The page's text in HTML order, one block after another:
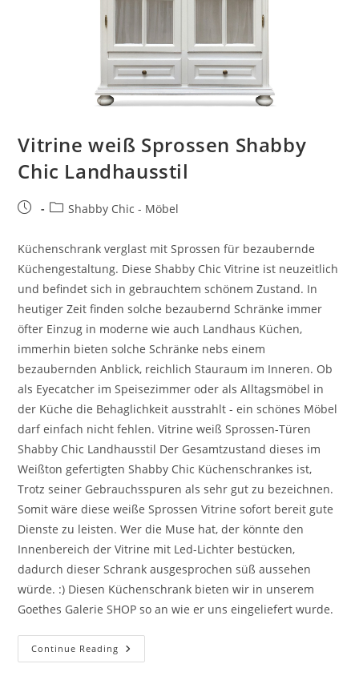
Vitrine weiß Sprossen Shabby
Chic Landhausstil
Shabby Chic - Möbel
Küchenschrank verglast mit Sprossen für bezaubernde
Küchengestaltung. Diese Shabby Chic Vitrine ist neuzeitlich
und befindet sich in gebrauchtem schönem Zustand. In
heutiger Zeit finden solche bezaubernd Schränke immer
öfter Einzug in moderne wie auch Landhaus Küchen,
immerhin bieten solche Schränke nebs einem
bezaubernden Anblick, reichlich Stauraum im Inneren. Ob
als Eyecatcher im Speisezimmer oder als Alltagsmöbel in
der Küche die Behaglichkeit ausstrahlt - ein schönes Möbel
darf einfach nicht fehlen. Vitrine weiß Sprossen-Türen
Shabby Chic Landhausstil Der Gesamtzustand dieses im
Weißton gefertigten Shabby Chic Küchenschrankes ist,
Trotz seiner Gebrauchsspuren als sehr gut zu bezeichnen.
Somit wäre diese weiße Sprossen Vitrine sofort bereit gute
Dienste zu leisten. Wer die Muse hat, der könnte den
Innenbereich der Vitrine mit Led-Lichter bestücken,
dadurch dieser Schrank ausgesprochen süß aussehen
würde. :) Diesen Küchenschrank bieten wir in unserem
Goethes Galerie SHOP so an wie er uns eingeliefert wurde.
Continue Reading